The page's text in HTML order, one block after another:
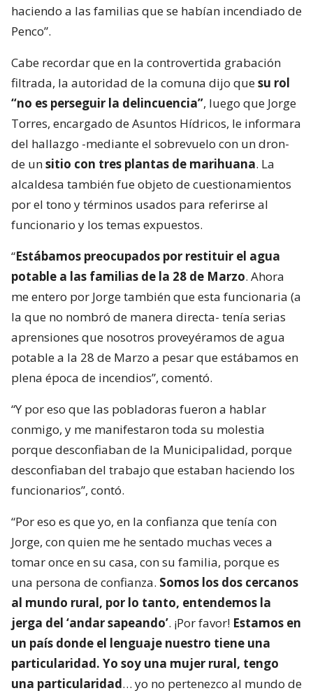
haciendo a las familias que se habían incendiado de
Penco”.
Cabe recordar que en la controvertida grabación
filtrada, la autoridad de la comuna dijo quesu rol
“no es perseguir la delincuencia”, luego que Jorge
Torres, encargado de Asuntos Hídricos, le informara
del hallazgo -mediante el sobrevuelo con un dron-
de unsitio con tres plantas de marihuana. La
alcaldesa también fue objeto de cuestionamientos
por el tono y términos usados para referirse al
funcionario y los temas expuestos.
“Estábamos preocupados por restituir el agua
potable a las familias de la 28 de Marzo. Ahora
me entero por Jorge también que esta funcionaria (a
la que no nombró de manera directa- tenía serias
aprensiones que nosotros proveyéramos de agua
potable a la 28 de Marzo a pesar que estábamos en
plena época de incendios”, comentó.
“Y por eso que las pobladoras fueron a hablar
conmigo, y me manifestaron toda su molestia
porque desconfiaban de la Municipalidad, porque
desconfiaban del trabajo que estaban haciendo los
funcionarios”, contó.
“Por eso es que yo, en la confianza que tenía con
Jorge, con quien me he sentado muchas veces a
tomar once en su casa, con su familia, porque es
una persona de confianza. Somos los dos cercanos
al mundo rural, por lo tanto, entendemos la
jerga del ‘andar sapeando’. ¡Por favor! Estamos en
un país donde el lenguaje nuestro tiene una
particularidad. Yo soy una mujer rural, tengo
una particularidad… yo no pertenezco al mundo de